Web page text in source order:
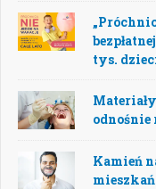
tys.
odnośnie
Kamień